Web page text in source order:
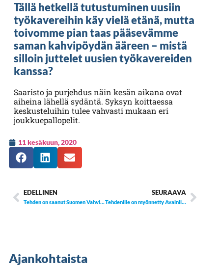
Tällä hetkellä tutustuminen uusiin
työkavereihin käy vielä etänä, mutta
toivomme pian taas pääsevämme
saman kahvipöydän ääreen – mistä
silloin juttelet uusien työkavereiden
kanssa?
Saaristo ja purjehdus näin kesän aikana ovat
aiheina lähellä sydäntä. Syksyn koittaessa
keskusteluihin tulee vahvasti mukaan eri
joukkuepallopelit.
11 kesäkuun, 2020
EDELLINEN
Tehden on saanut Suomen Vahvimmat 2020 -sertifikaatin
SEURAAVA
Tehdenille on myönnetty Avainlippu-merkki
Ajankohtaista